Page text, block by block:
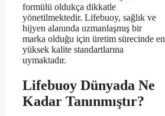
formülü oldukça dikkatle
yönetilmektedir. Lifebuoy, sağlık ve
hijyen alanında uzmanlaşmış bir
marka olduğu için üretim sürecinde en
yüksek kalite standartlarına
uymaktadır.
Lifebuoy Dünyada Ne
Kadar Tanınmıştır?